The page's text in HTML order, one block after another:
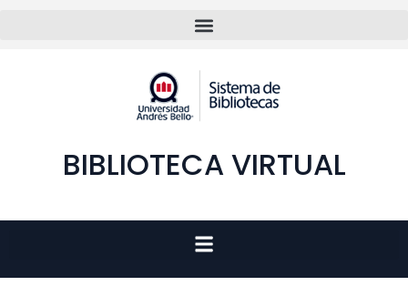
BIBLIOTECA VIRTUAL